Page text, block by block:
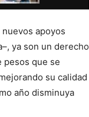
apoyos
ya son un derecho
pesos que se
su calidad
año disminuya